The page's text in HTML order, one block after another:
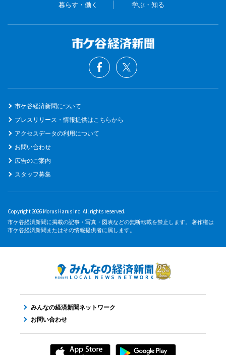
暮らす・働く 学ぶ・知る
市ケ谷経済新聞について
プレスリリース・情報提供はこちらから
アクセスデータの利用について
お問い合わせ
広告のご案内
スタッフ募集
Copyright 2026 Morus Harus inc. All rights reserved.
市ケ谷経済新聞に掲載の記事・写真・図表などの無断転載を禁止します。 著作権は
市ケ谷経済新聞またはその情報提供者に属します。
みんなの経済新聞ネットワーク
お問い合わせ